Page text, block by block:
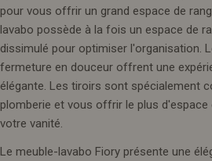
pour vous offrir un grand espace de
lavabo possède à la fois un espace de
dissimulé pour optimiser l'organisation.
fermeture en douceur offrent une
élégante. Les tiroirs sont spécialement
plomberie et vous offrir le plus
votre vanité.
Le meuble-lavabo Fiory présente une